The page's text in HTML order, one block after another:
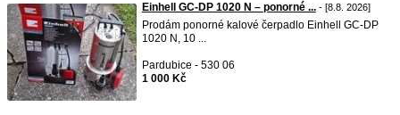
Einhell GC-DP 1020 N – ponorné ... - [8.8. 2026]
Prodám ponorné kalové čerpadlo Einhell GC-DP
1020 N, 10 ...
Pardubice - 530 06
1 000 Kč